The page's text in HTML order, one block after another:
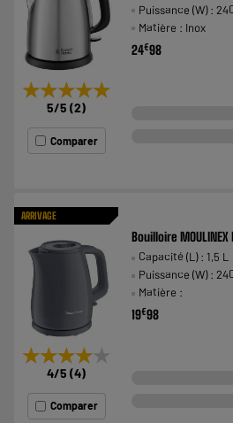
★★★★★
★★★★★
5/5 (2)
Comparer
Puissance (W) :
Matière : Inox
24€98
ARRIVAGE
★★★★★
★★★★★
4/5 (4)
Comparer
Bouilloire MOULINEX
Capacité (L) : 1,5 L
Puissance (W) :
Matière :
19€98